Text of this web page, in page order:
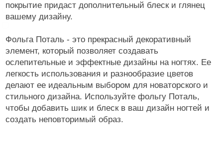
ADRICOCO
ARTEX
BEAUTIX
BENOVY
Показать все
ЦЕНА Cвернуть
покрытие придаст дополнительный блеск и глянец
вашему дизайну.
Фольга Поталь - это прекрасный декоративный
элемент, который позволяет создавать
ослепительные и эффектные дизайны на ногтях. Ее
легкость использования и разнообразие цветов
делают ее идеальным выбором для новаторского и
стильного дизайна. Используйте фольгу Поталь,
чтобы добавить шик и блеск в ваш дизайн ногтей и
создать неповторимый образ.